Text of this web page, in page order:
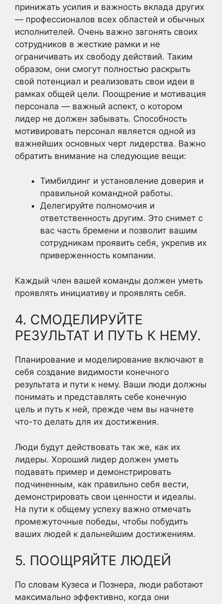
принижать усилия и важность вклада других
— профессионалов всех областей и обычных
исполнителей. Очень важно загонять своих
сотрудников в жесткие рамки и не
ограничивать их свободу действий. Таким
образом, они смогут полностью раскрыть
свой потенциал и реализовать свои идеи в
рамках общей цели. Поощрение и мотивация
персонала — важный аспект, о котором
лидер не должен забывать. Способность
мотивировать персонал является одной из
важнейших основных черт лидерства. Важно
обратить внимание на следующие вещи:
Тимбилдинг и установление доверия и
правильной командной работы.
Делегируйте полномочия и
ответственность другим. Это снимет с
вас часть бремени и позволит вашим
сотрудникам проявить себя, укрепив их
приверженность компании.
Каждый член вашей команды должен уметь
проявлять инициативу и проявлять себя.
4. СМОДЕЛИРУЙТЕ
РЕЗУЛЬТАТ И ПУТЬ К НЕМУ.
Планирование и моделирование включают в
себя создание видимости конечного
результата и пути к нему. Ваши люди должны
понимать и представлять себе конечную
цель и путь к ней, прежде чем вы начнете
что-то делать для их достижения.
Люди будут действовать так же, как их
лидеры. Хороший лидер должен уметь
подавать пример и демонстрировать
подчиненным, как правильно себя вести,
демонстрировать свои ценности и идеалы.
На пути к общему успеху важно отмечать
промежуточные победы, чтобы побудить
ваших людей к дальнейшим достижениям.
5. ПООЩРЯЙТЕ ЛЮДЕЙ
По словам Кузеса и Познера, люди работают
максимально эффективно, когда они